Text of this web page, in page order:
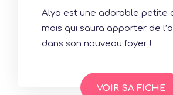
Alya est une adorable petite
mois qui saura apporter de
dans son nouveau foyer !
VOIR SA FICHE